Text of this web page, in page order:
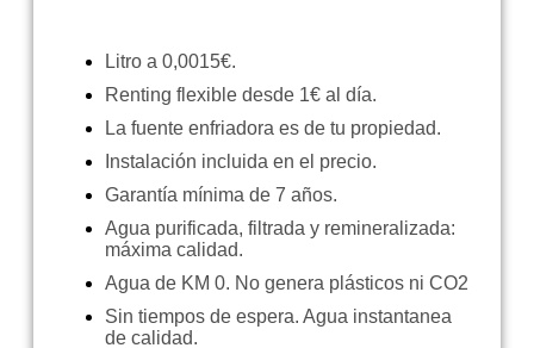
Litro a 0,0015€.
Renting flexible desde 1€ al día.
La fuente enfriadora es de tu propiedad.
Instalación incluida en el precio.
Garantía mínima de 7 años.
Agua purificada, filtrada y remineralizada:
máxima calidad.
Agua de KM 0. No genera plásticos ni CO2
Sin tiempos de espera. Agua instantanea
de calidad.